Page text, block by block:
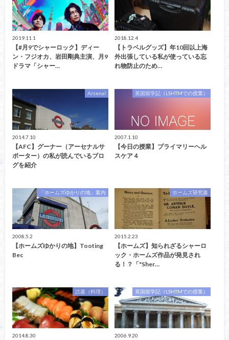
2019.11.1
【#月9でシャーロック】ディー
ン・フジオカ、岩田剛典主演、月9
ドラマ「シャー…
2018.12.4
【トラベルグッズ】年10回以上海
外出張している私が使っている忘
れ物防止のため…
Arsenal
2014.7.10
【AFC】グーナー（アーセナルサ
ポーター）の私が読んでいるブロ
グを紹介
英国留学記（LSHTMでの授業）
2007.1.10
【今日の授業】プライマリーヘル
スケア４
「ホームズゆかりの地」案内
2008.5.2
【ホームズゆかりの地】Tooting
Bec
ホームズ研究書
2015.2.23
【ホームズ】知られざるシャーロ
ック・ホームズ作品が発見され
る！？「"Sher…
読書（料理）
2014.8.30
英国留学記（LSHTMでの授業）
2006.9.20